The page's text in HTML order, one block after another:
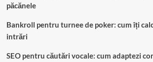
păcănele
Bankroll pentru turnee de poker: cum îți
intrări
SEO pentru căutări vocale: cum adaptezi